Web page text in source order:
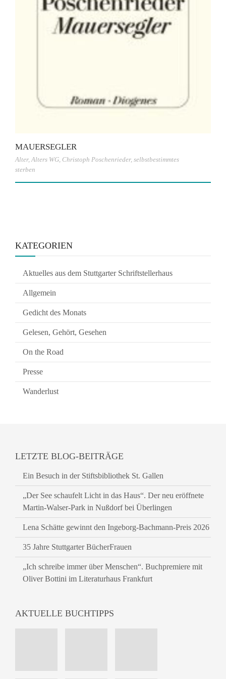
MAUERSEGLER
Alter,Alters WG, Christoph Poschenrieder, selbstbestimmtes
sterben
KATEGORIEN
Aktuelles aus dem Stuttgarter Schriftstellerhaus
Allgemein
Gedicht des Monats
Gelesen, Gehört, Gesehen
On the Road
Presse
Wanderlust
LETZTE BLOG-BEITRÄGE
Ein Besuch in der Stiftsbibliothek St. Gallen
„Der See schaufelt Licht in das Haus“. Der neu eröffnete
Martin-Walser-Park in Nußdorf bei Überlingen
Lena Schätte gewinnt den Ingeborg-Bachmann-Preis 2026
35 Jahre Stuttgarter BücherFrauen
„Ich schreibe immer über Menschen“. Buchpremiere mit
Oliver Bottini im Literaturhaus Frankfurt
AKTUELLE BUCHTIPPS